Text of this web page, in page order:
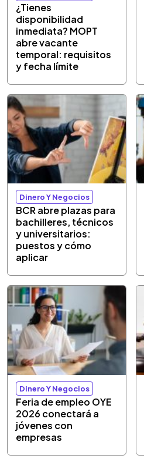
¿Tienes
disponibilidad
inmediata? MOPT
abre vacante
temporal: requisitos
y fecha límite
Dinero Y Negocios
BCR abre plazas para
bachilleres, técnicos
y universitarios:
puestos y cómo
aplicar
Dinero Y Negocios
Feria de empleo OYE
2026 conectará a
jóvenes con
empresas